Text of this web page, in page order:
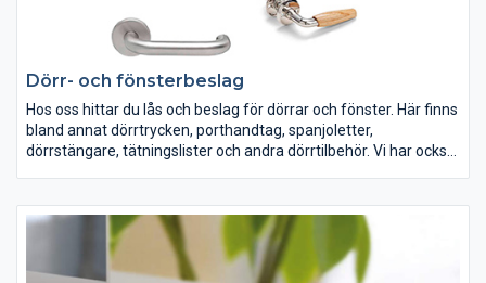
Dörr- och fönsterbeslag
Hos oss hittar du lås och beslag för dörrar och fönster. Här finns
bland annat dörrtrycken, porthandtag, spanjoletter,
dörrstängare, tätningslister och andra dörrtilbehör. Vi har också